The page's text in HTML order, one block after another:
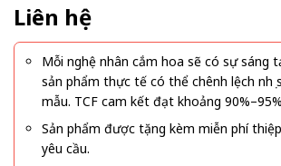
Liên hệ
Mỗi nghệ nhân cắm hoa sẽ có sự sáng
sản phẩm thực tế có thể chênh lệch nhẹ
mẫu. TCF cam kết đạt khoảng
Sản phẩm được tặng kèm miễn phí
yêu cầu.